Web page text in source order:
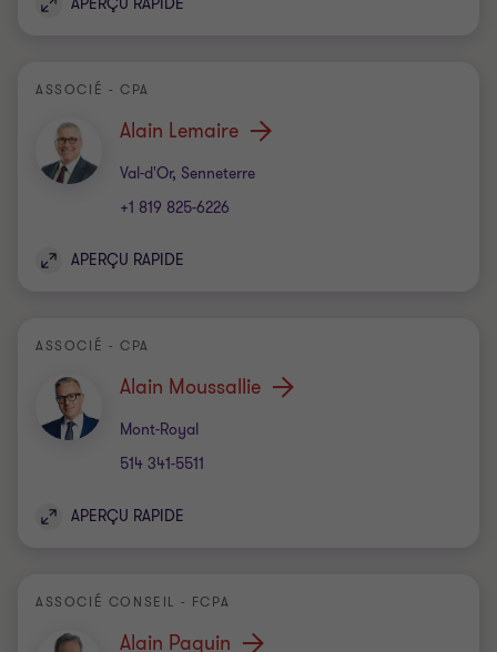
ASSOCIÉ - CPA
Alain Lemaire
Val-d'Or, Senneterre
Bureau
+1 819 825-6226
APERÇU RAPIDE
ASSOCIÉ - CPA
Alain Moussallie
Mont-Royal
Bureau
514 341-5511
APERÇU RAPIDE
ASSOCIÉ CONSEIL - FCPA
Alain Paquin